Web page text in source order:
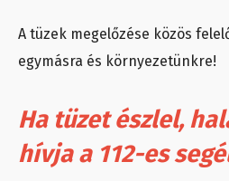
A tüzek megelőzése közös
egymásra és környezetünkre!
Ha tüzet észlel,
hívja a 112-es